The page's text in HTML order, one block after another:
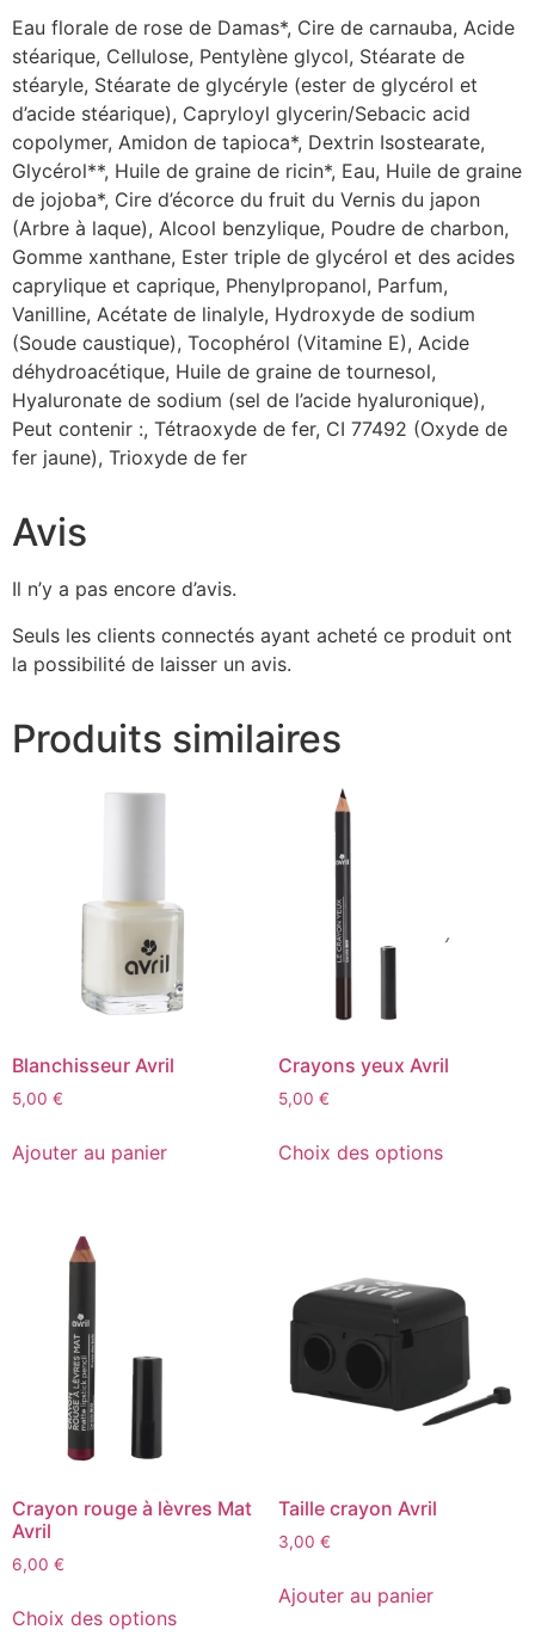
Eau florale de rose de Damas*, Cire de carnauba, Acide
stéarique, Cellulose, Pentylène glycol, Stéarate de
stéaryle, Stéarate de glycéryle (ester de glycérol et
d’acide stéarique), Capryloyl glycerin/Sebacic acid
copolymer, Amidon de tapioca*, Dextrin Isostearate,
Glycérol**, Huile de graine de ricin*, Eau, Huile de graine
de jojoba*, Cire d’écorce du fruit du Vernis du japon
(Arbre à laque), Alcool benzylique, Poudre de charbon,
Gomme xanthane, Ester triple de glycérol et des acides
caprylique et caprique, Phenylpropanol, Parfum,
Vanilline, Acétate de linalyle, Hydroxyde de sodium
(Soude caustique), Tocophérol (Vitamine E), Acide
déhydroacétique, Huile de graine de tournesol,
Hyaluronate de sodium (sel de l’acide hyaluronique),
Peut contenir :, Tétraoxyde de fer, CI 77492 (Oxyde de
fer jaune), Trioxyde de fer
Avis
Il n’y a pas encore d’avis.
Seuls les clients connectés ayant acheté ce produit ont
la possibilité de laisser un avis.
Produits similaires
Blanchisseur Avril
5,00 €
Ajouter au panier
Crayons yeux Avril
5,00 €
Choix des options
Crayon rouge à lèvres Mat
Avril
6,00 €
Choix des options
Taille crayon Avril
3,00 €
Ajouter au panier